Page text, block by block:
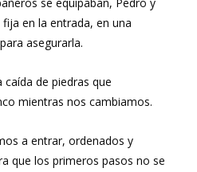
en la entrada, en una
asegurarla.
de piedras que
mientras nos cambiamos.
a entrar, ordenados y
que los primeros pasos no se